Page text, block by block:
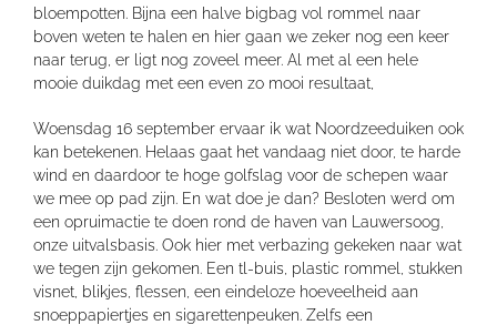
bloempotten. Bijna een halve bigbag vol rommel naar
boven weten te halen en hier gaan we zeker nog een keer
naar terug, er ligt nog zoveel meer. Al met al een hele
mooie duikdag met een even zo mooi resultaat,
Woensdag 16 september ervaar ik wat Noordzeeduiken ook
kan betekenen. Helaas gaat het vandaag niet door, te harde
wind en daardoor te hoge golfslag voor de schepen waar
we mee op pad zijn. En wat doe je dan? Besloten werd om
een opruimactie te doen rond de haven van Lauwersoog,
onze uitvalsbasis. Ook hier met verbazing gekeken naar wat
we tegen zijn gekomen. Een tl-buis, plastic rommel, stukken
visnet, blikjes, flessen, een eindeloze hoeveelheid aan
snoeppapiertjes en sigarettenpeuken. Zelfs een